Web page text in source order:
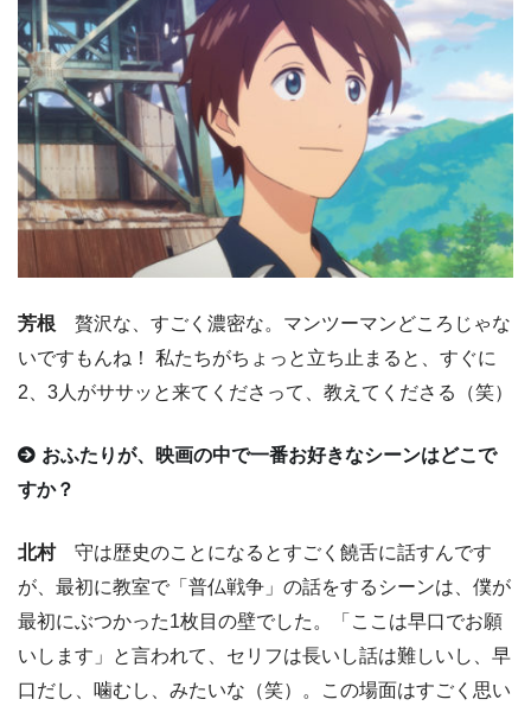
芳根 贅沢な、すごく濃密な。マンツーマンどころじゃな
いですもんね！ 私たちがちょっと立ち止まると、すぐに
2、3人がササッと来てくださって、教えてくださる（笑）
おふたりが、映画の中で一番お好きなシーンはどこで
すか？
北村守は歴史のことになるとすごく饒舌に話すんです
が、最初に教室で「普仏戦争」の話をするシーンは、僕が
最初にぶつかった1枚目の壁でした。「ここは早口でお願
いします」と言われて、セリフは長いし話は難しいし、早
口だし、噛むし、みたいな（笑）。この場面はすごく思い